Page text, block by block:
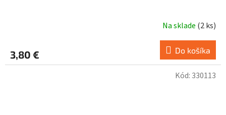
Na sklade (2 ks)
3,80 € Do košíka
Kód: 330113